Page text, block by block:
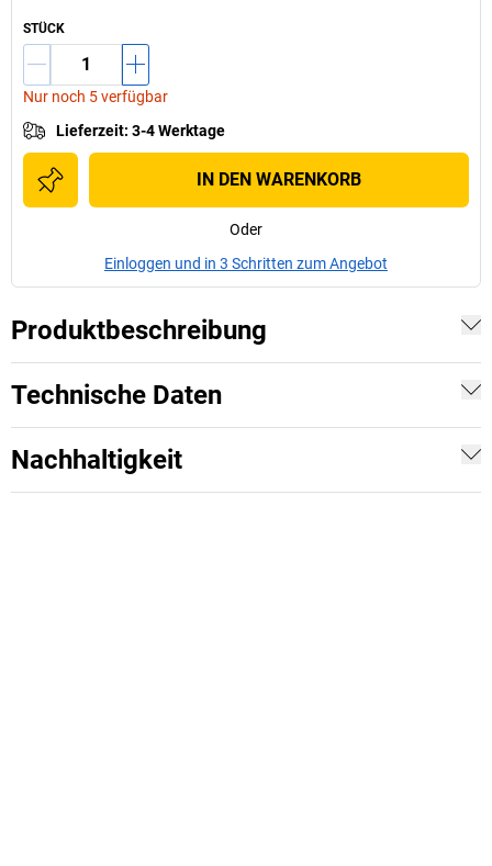
STÜCK
Nur noch 5 verfügbar
Lieferzeit: 3-4 Werktage
IN DEN WARENKORB
Oder
Einloggen und in 3 Schritten zum Angebot
Produktbeschreibung
Technische Daten
Nachhaltigkeit